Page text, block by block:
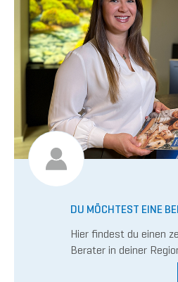
DU MÖCHTEST EINE
Hier findest du einen
Berater in deiner